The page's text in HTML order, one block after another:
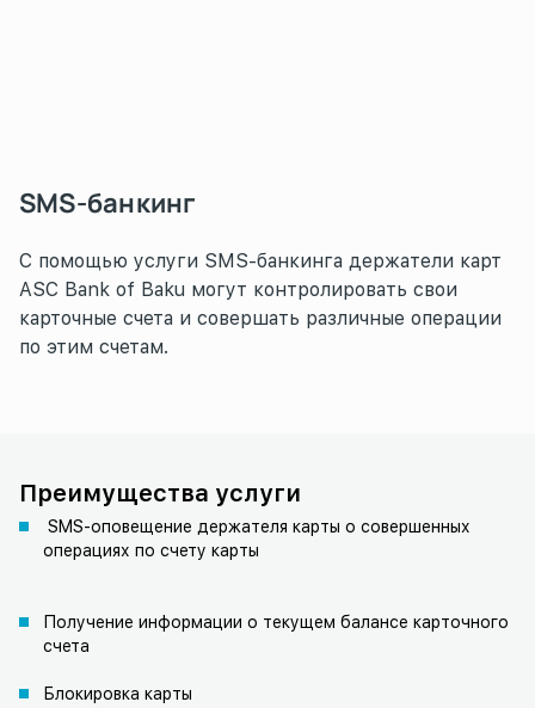
SMS-банкинг
С помощью услуги SMS-банкинга держатели карт
ASC Bank of Baku могут контролировать свои
карточные счета и совершать различные операции
по этим счетам.
Преимущества услуги
SMS-оповещение держателя карты о совершенных
операциях по счету карты
Получение информации о текущем балансе карточного
счета
Блокировка карты